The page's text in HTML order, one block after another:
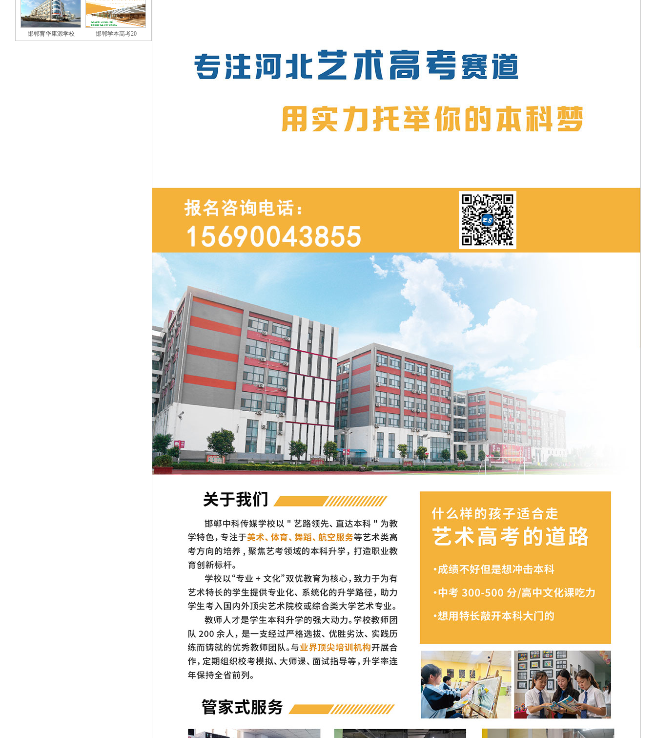
邯郸育华康源学校 邯郸学本高考20